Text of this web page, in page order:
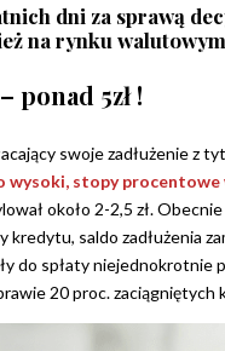
dni za sprawą
na rynku
ponad 5zł !
swoje zadłużenie z
stopy procentowe
około 2-2,5 zł.
kredytu, saldo zadłużenia
do spłaty niejednokrotnie
20 proc. zaciągniętych